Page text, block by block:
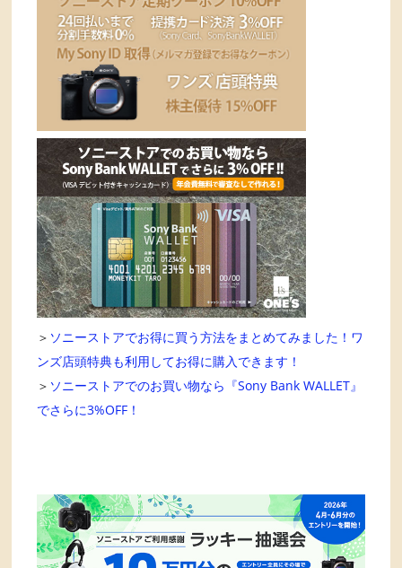
＞ ソニーストアでお得に買う方法をまとめてみました！ワ
ンズ店頭特典も利用してお得に購入できます！
＞ ソニーストアでのお買い物なら『Sony Bank WALLET』
でさらに3%OFF！